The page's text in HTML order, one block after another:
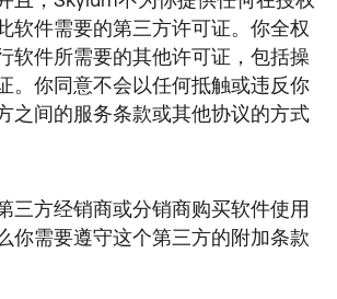
软件需要的第三方许可证。你全权
软件所需要的其他许可证，包括操
。你同意不会以任何抵触或违反你
之间的服务条款或其他协议的方式
三方经销商或分销商购买软件使用
你需要遵守这个第三方的附加条款